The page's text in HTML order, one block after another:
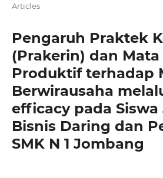
Articles
Pengaruh Praktek
(Prakerin) dan Mata
Produktif terhadap
Berwirausaha
efficacy pada Siswa
Bisnis Daring dan
SMK N 1 Jombang